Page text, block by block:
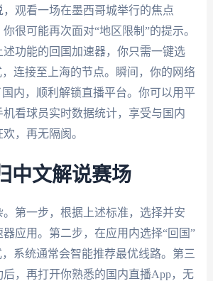
观看一场在墨西哥城举行的焦点
很可能再次面对“地区限制”的提示。
功能的回国加速器，你只需一键选
连接至上海的节点。瞬间，你的网络
内，顺利解锁直播平台。你可以用平
看球员实时数据统计，享受与国内
，再无隔阂。
中文解说赛场
第一步，根据上述标准，选择并安
应用。第二步，在应用内选择“回国”
，系统通常会智能推荐最优线路。第三
，再打开你熟悉的国内直播App，无